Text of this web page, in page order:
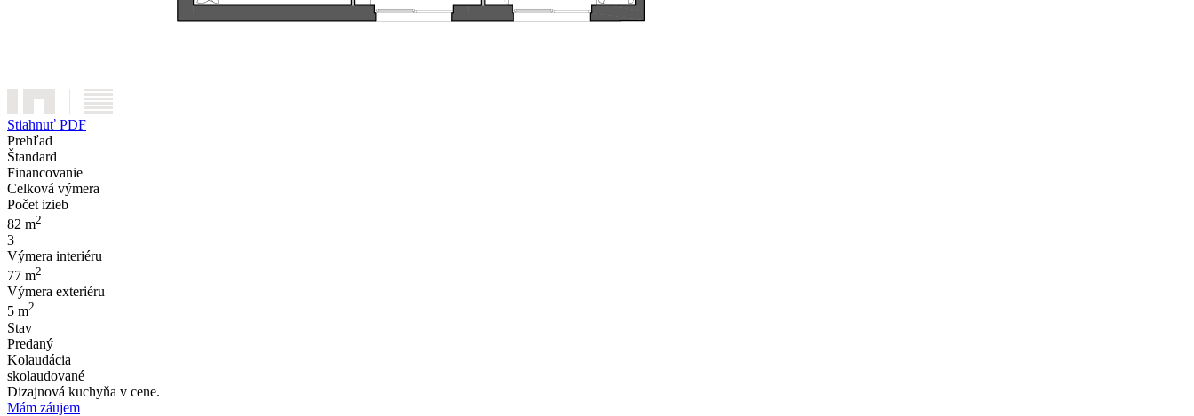
Stiahnuť PDF
Prehľad
Štandard
Financovanie
Celková výmera
Počet izieb
82 m2
3
Výmera interiéru
77 m2
Výmera exteriéru
5 m2
Stav
Predaný
Kolaudácia
skolaudované
Dizajnová kuchyňa v cene.
Mám záujem